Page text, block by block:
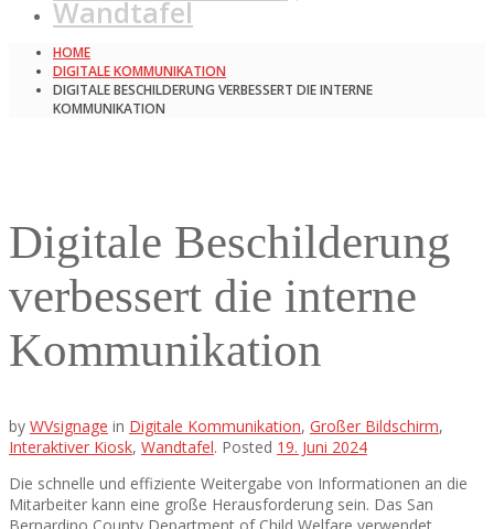
Wandtafel
HOME
DIGITALE KOMMUNIKATION
DIGITALE BESCHILDERUNG VERBESSERT DIE INTERNE
KOMMUNIKATION
Digitale Beschilderung
verbessert die interne
Kommunikation
by WVsignage in Digitale Kommunikation, Großer Bildschirm,
Interaktiver Kiosk, Wandtafel. Posted 19. Juni 2024
Die schnelle und effiziente Weitergabe von Informationen an die
Mitarbeiter kann eine große Herausforderung sein. Das San